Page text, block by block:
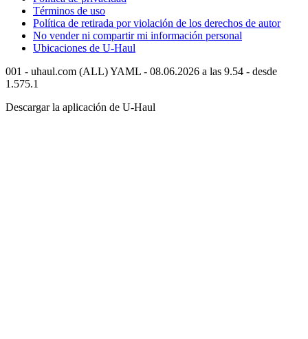
Términos de uso
Política de retirada por violación de los derechos de autor
No vender ni compartir mi información personal
Ubicaciones de U-Haul
001 - uhaul.com (ALL) YAML - 08.06.2026 a las 9.54 - desde
1.575.1
Descargar la aplicación de U-Haul